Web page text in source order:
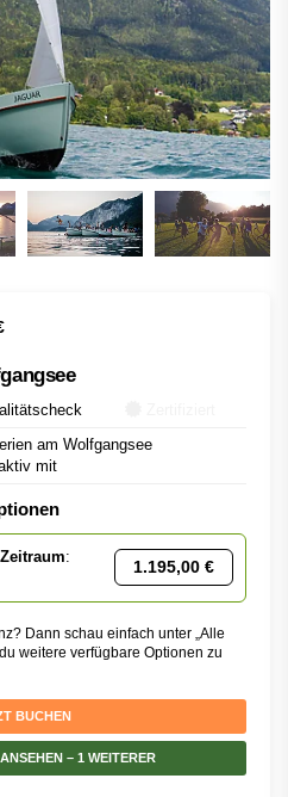
am Wolfgangsee
mit
Zeitraum:
1.195,00 €
Dann schau einfach unter „Alle
weitere verfügbare Optionen zu
BUCHEN
– 1 WEITERER